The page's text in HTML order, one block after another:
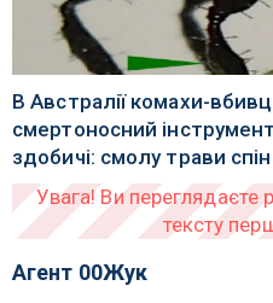
В Австралії комахи-
смертоносний
здобичі: смолу трави
Агент 00Жук